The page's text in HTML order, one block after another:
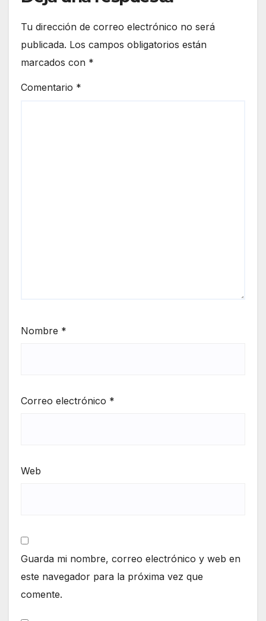
Tu dirección de correo electrónico no será
publicada. Los campos obligatorios están
marcados con *
Comentario *
Nombre *
Correo electrónico *
Web
Guarda mi nombre, correo electrónico y web en
este navegador para la próxima vez que
comente.